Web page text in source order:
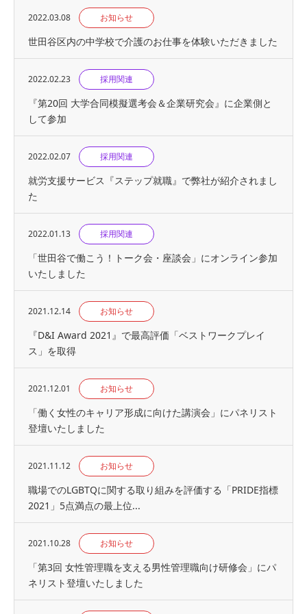
2022.03.08 お知らせ
世田谷区内の中学校で介護のお仕事を体験いただきました
2022.02.23 採用関連
『第20回 大学合同模擬選考会＆企業研究会』に企業側と
して参加
2022.02.07 採用関連
就労支援サービス『ステップ就職』で弊社が紹介されまし
た
2022.01.13 採用関連
「世田谷で働こう！トーク会・座談会」にオンライン参加
いたしました
2021.12.14 お知らせ
『D&I Award 2021』で最高評価「ベストワークプレイ
ス」を取得
2021.12.01 お知らせ
「働く女性のキャリア形成に向けた講演会」にパネリスト
登壇いたしました
2021.11.12 お知らせ
職場でのLGBTQに関する取り組みを評価する「PRIDE指標
2021」5点満点の最上位...
2021.10.28 お知らせ
「第3回 女性管理職を支える男性管理職向け研修会」にパ
ネリスト登壇いたしました